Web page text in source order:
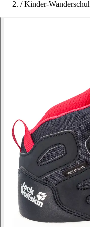
/ Kinder-